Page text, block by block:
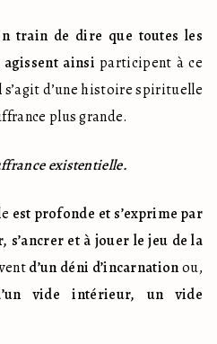
train de dire que toutes les
ainsi participent à ce
s’agit d’une histoire spirituelle
plus grande.
existentielle.
est profonde et s’exprime par
s’ancrer et à jouer le jeu de la
d’un déni d’incarnation ou,
vide intérieur, un vide